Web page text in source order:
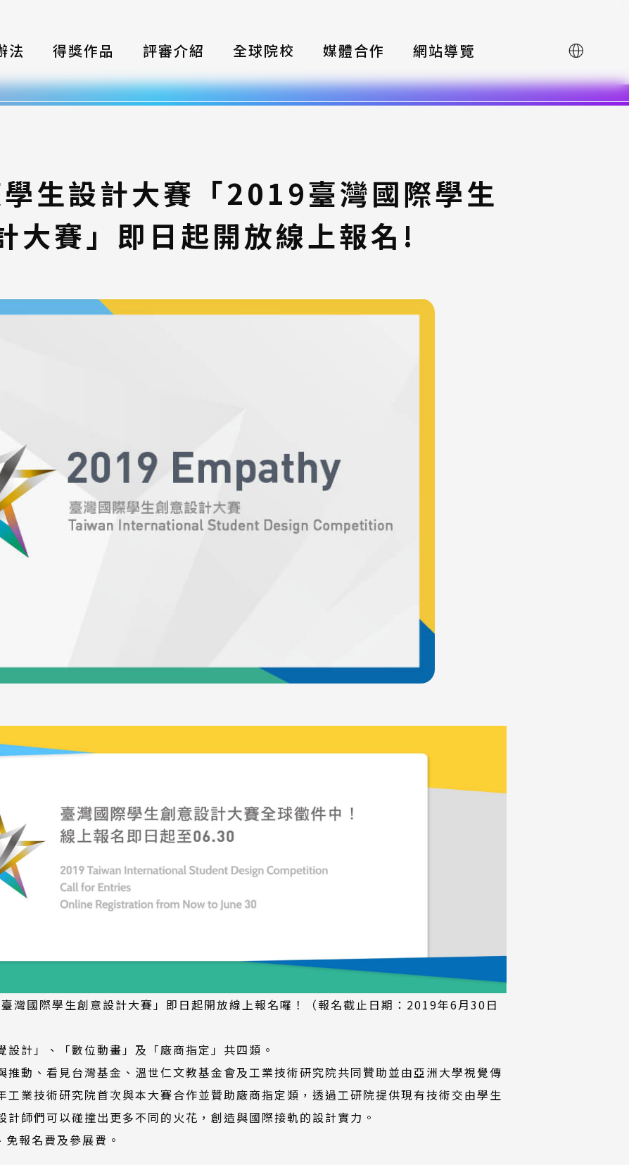
法
項
得獎作品 評審介紹 全球院校 媒體合作 網站導覽 English
生設計大賽「2019臺灣國際學生
大賽」即日起開放線上報名!
灣國際學生創意設計大賽」即日起開放線上報名囉！（報名截止日期：2019年6月30日
計」、「數位動畫」及「廠商指定」共四類。
推動、看見台灣基金、溫世仁文教基金會及工業技術研究院共同贊助並由亞洲大學視覺傳
工業技術研究院首次與本大賽合作並贊助廠商指定類，透過工研院提供現有技術交由學生
師們可以碰撞出更多不同的火花，創造與國際接軌的設計實力。
報名費及參展費。